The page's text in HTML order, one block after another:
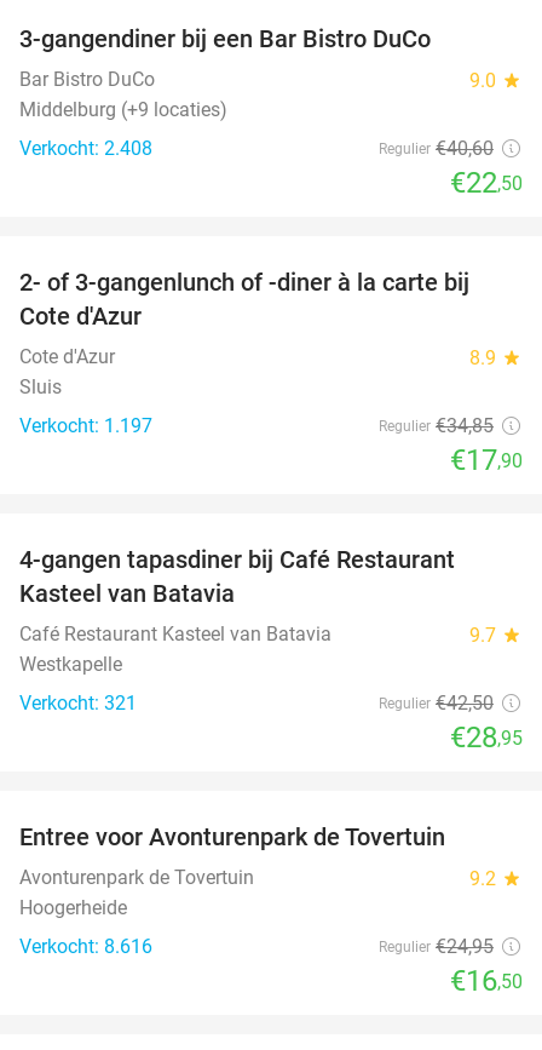
3-gangendiner bij een Bar Bistro DuCo
Bar Bistro DuCo 9.0 star
Middelburg (+9 locaties)
Verkocht: 2.408
Regulier €40,60
€22,50
49%
2- of 3-gangenlunch of -diner à la carte bij
Cote d'Azur
Cote d'Azur 8.9 star
Sluis
Verkocht: 1.197
Regulier €34,85
€17,90
4-gangen tapasdiner bij Café Restaurant
Kasteel van Batavia
Café Restaurant Kasteel van Batavia 9.7 star
Westkapelle
Verkocht: 321
Regulier €42,50
€28,95
Entree voor Avonturenpark de Tovertuin
Avonturenpark de Tovertuin 9.2 star
Hoogerheide
Verkocht: 8.616
Regulier €24,95
€16,50